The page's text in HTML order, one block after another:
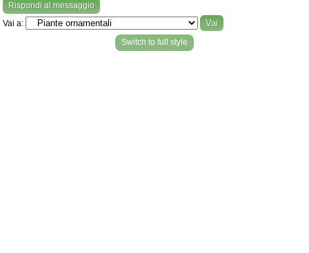
Rispondi al messaggio
Vai a:
Switch to full style